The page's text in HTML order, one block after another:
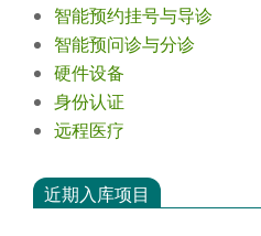
智能预约挂号与导诊
智能预问诊与分诊
硬件设备
身份认证
远程医疗
近期入库项目